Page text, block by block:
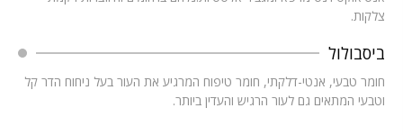
צלקות.
ביסבולול
חומר טבעי, אנטי-דלקתי, חומר טיפוח המרגיע את העור בעל ניחוח הדר קל
וטבעי המתאים גם לעור הרגיש והעדין ביותר.